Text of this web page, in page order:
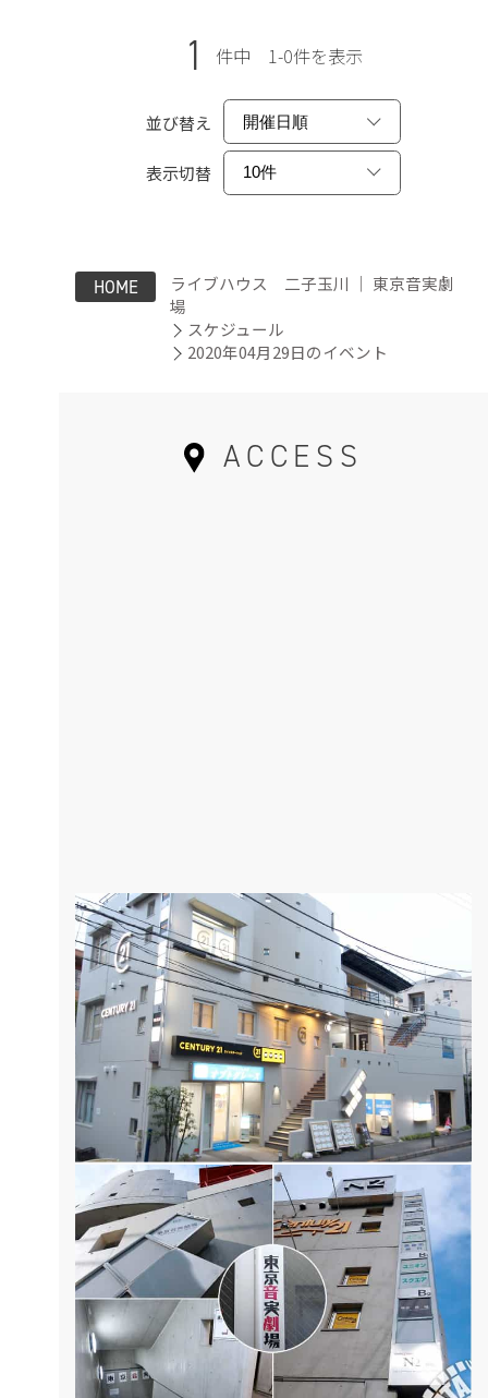
1 件中 1-0件を表示
並び替え
表示切替
HOME
ライブハウス 二子玉川 ｜ 東京音実劇
場
スケジュール
2020年04月29日のイベント
ACCESS